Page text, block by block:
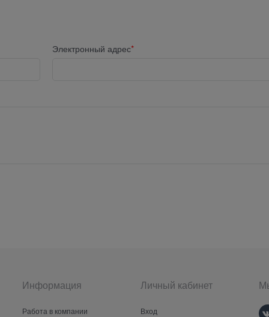
Электронный адрес
Информация
Работа в компании
Личный кабинет
Вход